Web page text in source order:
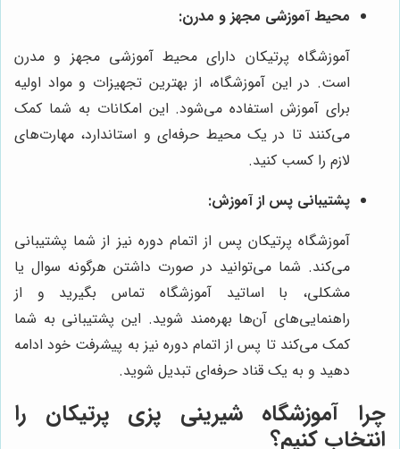
محیط آموزشی مجهز و مدرن:
آموزشگاه پرتیکان دارای محیط آموزشی مجهز و مدرن
است. در این آموزشگاه، از بهترین تجهیزات و مواد اولیه
برای آموزش استفاده می‌شود. این امکانات به شما کمک
می‌کنند تا در یک محیط حرفه‌ای و استاندارد، مهارت‌های
لازم را کسب کنید.
پشتیبانی پس از آموزش:
آموزشگاه پرتیکان پس از اتمام دوره نیز از شما پشتیبانی
می‌کند. شما می‌توانید در صورت داشتن هرگونه سوال یا
مشکلی، با اساتید آموزشگاه تماس بگیرید و از
راهنمایی‌های آن‌ها بهره‌مند شوید. این پشتیبانی به شما
کمک می‌کند تا پس از اتمام دوره نیز به پیشرفت خود ادامه
دهید و به یک قناد حرفه‌ای تبدیل شوید.
چرا آموزشگاه شیرینی پزی پرتیکان را
انتخاب کنیم؟